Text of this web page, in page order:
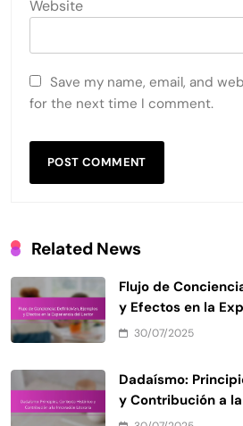
Website
Save my name, email, and
for the next time I comment.
Related News
Flujo de
y Efectos en la
30/07/2025
Dadaísmo:
y Contribución a